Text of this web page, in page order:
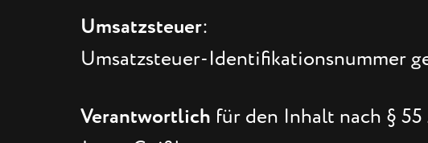
Umsatzsteuer:
Umsatzsteuer-Identifikationsnummer
Verantwortlich für den Inhalt nach § 55